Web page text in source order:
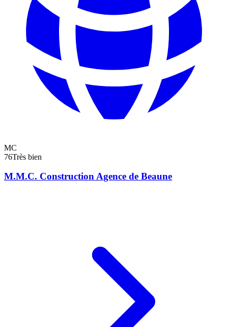
MC
76Très bien
M.M.C. Construction Agence de Beaune